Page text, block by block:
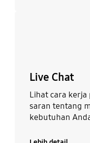
Live Chat
Lihat cara
saran tentang
kebutuhan